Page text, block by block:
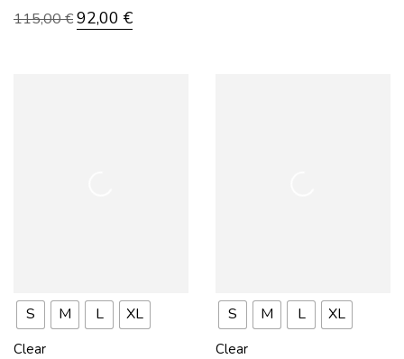
115,00€92,00 €
S M L XL
Clear
S M L XL
Clear